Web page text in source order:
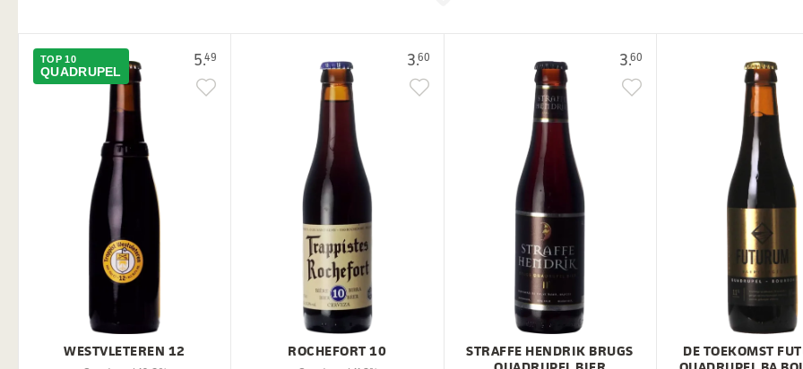
5.49
TOP 10
QUADRUPEL
WESTVLETEREN 12
3.60
ROCHEFORT 10
3.60
STRAFFE HENDRIK BRUGS
DE TOEKOMST